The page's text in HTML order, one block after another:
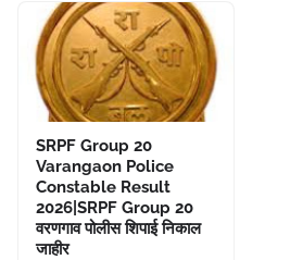
SRPF Group 20
Varangaon Police
Constable Result
2026|SRPF Group 20
वरणगाव पोलीस शिपाई निकाल
जाहीर